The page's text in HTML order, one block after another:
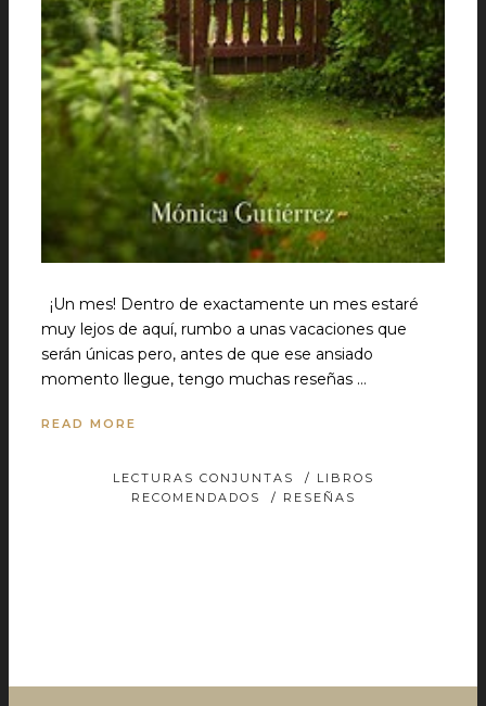
¡Un mes! Dentro de exactamente un mes estaré
muy lejos de aquí, rumbo a unas vacaciones que
serán únicas pero, antes de que ese ansiado
momento llegue, tengo muchas reseñas …
READ MORE
LECTURAS CONJUNTAS / LIBROS
RECOMENDADOS
/ RESEÑAS